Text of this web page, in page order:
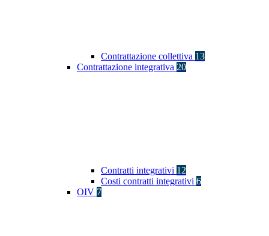
Contrattazione collettiva 13
Contrattazione integrativa 20
Contratti integrativi 12
Costi contratti integrativi 6
OIV 7